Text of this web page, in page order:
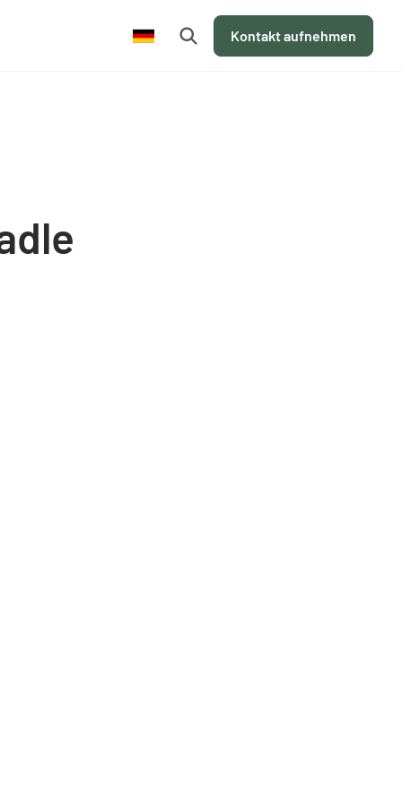
de Kontakt aufnehmen